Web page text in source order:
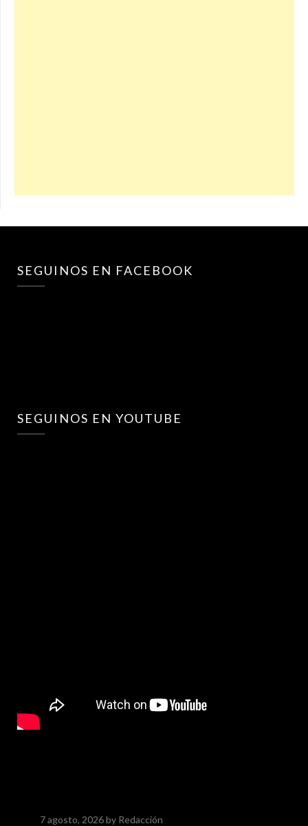
SEGUINOS EN FACEBOOK
SEGUINOS EN YOUTUBE
7 agosto, 2026by Redacción